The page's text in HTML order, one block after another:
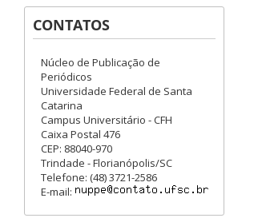
CONTATOS
Núcleo de Publicação de
Periódicos
Universidade Federal de Santa
Catarina
Campus Universitário - CFH
Caixa Postal 476
CEP: 88040-970
Trindade - Florianópolis/SC
Telefone: (48) 3721-2586
E-mail: